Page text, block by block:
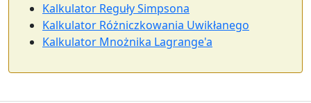
Kalkulator Reguły Simpsona
Kalkulator Różniczkowania Uwikłanego
Kalkulator Mnożnika Lagrange'a